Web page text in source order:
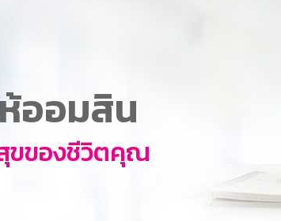
ห้ออมสิน
ขของชีวิตคุณ